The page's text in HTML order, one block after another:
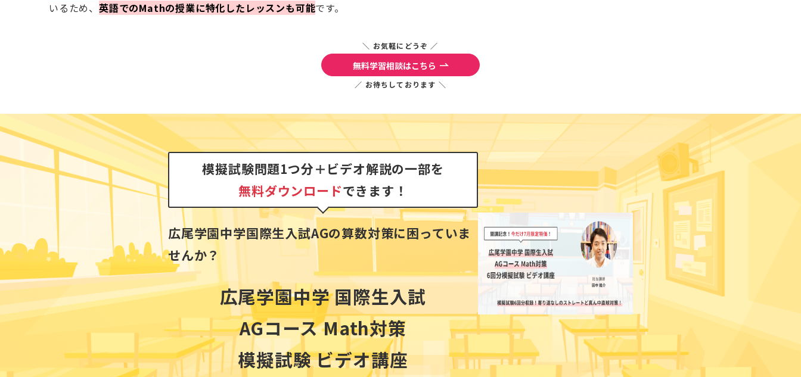
いるため、 英語でのMathの授業に特化したレッスンも可能です。
＼ お気軽にどうぞ ／
無料学習相談はこちら
／ お待ちしております ＼
模擬試験問題1つ分＋ビデオ解説の一部を
無料ダウンロードできます！
広尾学園中学国際生入試AGの算数対策に困っていま
せんか？
広尾学園中学 国際生入試
AGコース Math対策
模擬試験 ビデオ講座